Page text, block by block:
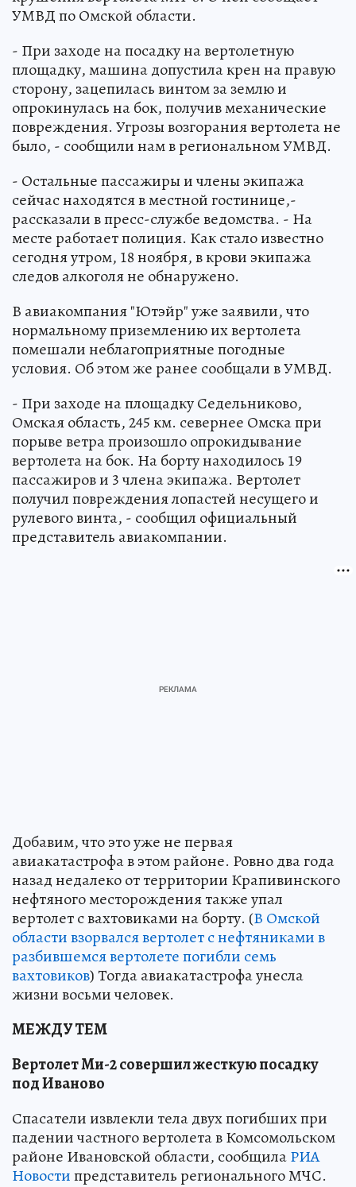
УМВД по Омской области.
- При заходе на посадку на вертолетную
площадку, машина допустила крен на правую
сторону, зацепилась винтом за землю и
опрокинулась на бок, получив механические
повреждения. Угрозы возгорания вертолета не
было, - сообщили нам в региональном УМВД.
- Остальные пассажиры и члены экипажа
сейчас находятся в местной гостинице,-
рассказали в пресс-службе ведомства. - На
месте работает полиция. Как стало известно
сегодня утром, 18 ноября, в крови экипажа
следов алкоголя не обнаружено.
В авиакомпания "Ютэйр" уже заявили, что
нормальному приземлению их вертолета
помешали неблагоприятные погодные
условия. Об этом же ранее сообщали в УМВД.
- При заходе на площадку Седельниково,
Омская область, 245 км. севернее Омска при
порыве ветра произошло опрокидывание
вертолета на бок. На борту находилось 19
пассажиров и 3 члена экипажа. Вертолет
получил повреждения лопастей несущего и
рулевого винта, - сообщил официальный
представитель авиакомпании.
Добавим, что это уже не первая
авиакатастрофа в этом районе. Ровно два года
назад недалеко от территории Крапивинского
нефтяного месторождения также упал
вертолет с вахтовиками на борту. (В Омской
области взорвался вертолет с нефтяниками в
разбившемся вертолете погибли семь
вахтовиков) Тогда авиакатастрофа унесла
жизни восьми человек.
МЕЖДУ ТЕМ
Вертолет Ми-2 совершил жесткую посадку
под Иваново
Спасатели извлекли тела двух погибших при
падении частного вертолета в Комсомольском
районе Ивановской области, сообщилаРИА
Новостипредставитель регионального МЧС.